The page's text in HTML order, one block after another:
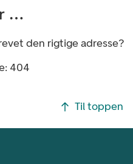
…
den rigtige adresse?
404
Til toppen